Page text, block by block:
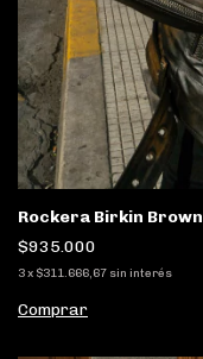
Rockera Birkin Brown
$935.000
3x $311.666,67 sin interés
Comprar